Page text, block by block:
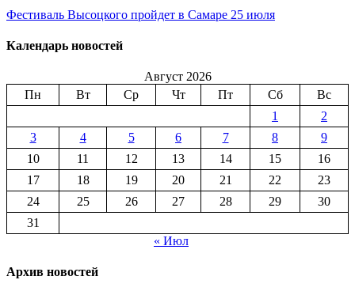
Фестиваль Высоцкого пройдет в Самаре 25 июля
Календарь новостей
Август 2026
Пн
Вт Ср Чт Пт Сб
Вс
1
2
3
4 5 6 7 8
9
10
11 12 13 14 15
16
17
18 19 20 21 22
23
24
25 26 27 28 29
30
31
« Июл
Архив новостей